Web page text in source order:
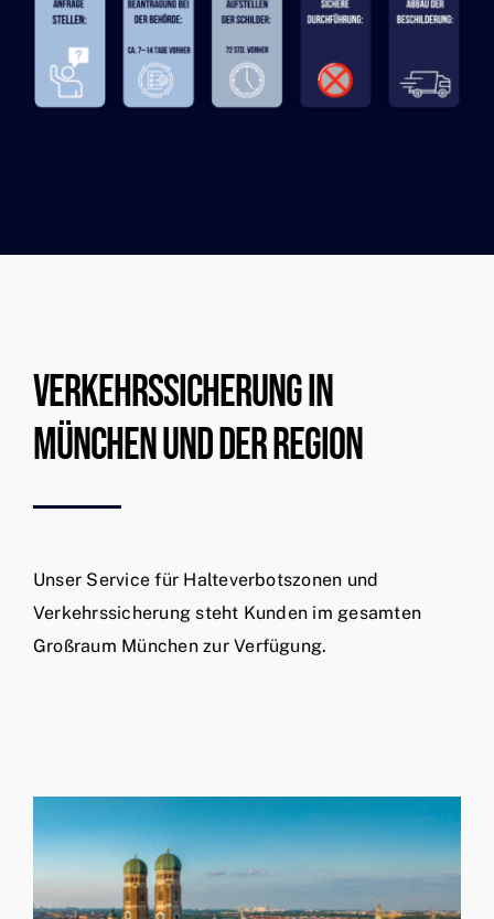
Verkehrssicherung In
München Und Der Region
Unser Service für Halteverbotszonen und
Verkehrssicherung steht Kunden im gesamten
Großraum München zur Verfügung.